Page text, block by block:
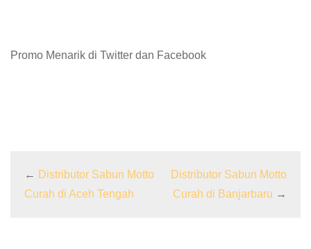
Promo Menarik di Twitter dan Facebook
← Distributor Sabun Motto
Curah di Aceh Tengah
Distributor Sabun Motto
Curah di Banjarbaru →